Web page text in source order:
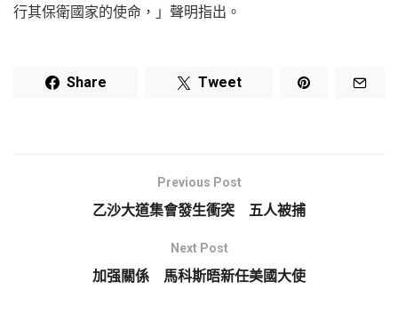
行其保衛國家的使命，」聲明指出。
Share Tweet
Previous Post
乙沙大道集會發生衝突 五人被捕
Next Post
加强關係 馬科斯晤新任美國大使